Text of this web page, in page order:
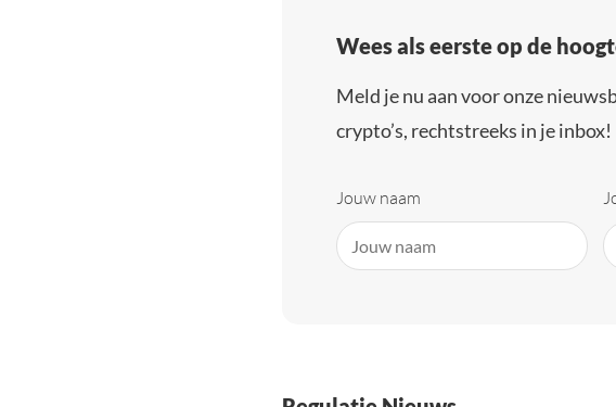
Wees als eerste op de
Meld je nu aan voor onze
crypto’s, rechtstreeks in je inbox!
Jouw naam